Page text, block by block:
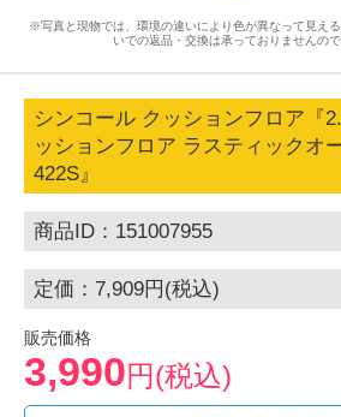
※写真と現物では、環境の違いにより色が異なって見え
いでの返品・交換は承っておりませんので
シンコール クッションフロア『
ッションフロア ラスティックオ
422S』
商品ID：151007955
定価：7,909円(税込)
販売価格
3,990円(税込)